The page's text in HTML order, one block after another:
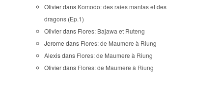
Olivierdans Komodo: des raies mantas et des
dragons (Ep.1)
Olivierdans Flores: Bajawa et Ruteng
Jerome dans Flores: de Maumere à Riung
Alexisdans Flores: de Maumere à Riung
Olivierdans Flores: de Maumere à Riung